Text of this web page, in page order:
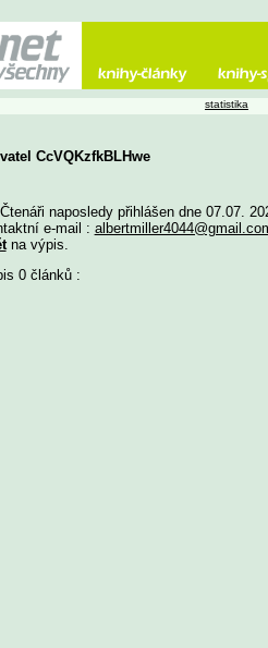
CcVQKzfkBLHwe
naposledy přihlášen dne 07.07.
e-mail :
na výpis.
0 článků :
statistika